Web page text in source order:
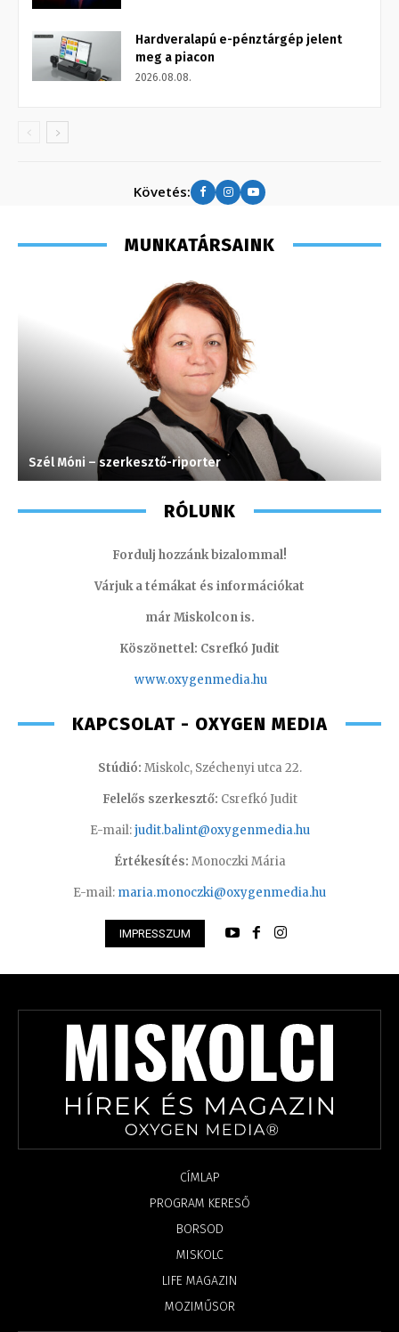
Hardveralapú e-pénztárgép jelent
meg a piacon
2026.08.08.
Követés:
MUNKATÁRSAINK
Szél Móni – szerkesztő-riporter
RÓLUNK
Fordulj hozzánk bizalommal!
Várjuk a témákat és információkat
már Miskolcon is.
Köszönettel: Csrefkó Judit
www.oxygenmedia.hu
KAPCSOLAT - OXYGEN MEDIA
Stúdió: Miskolc, Széchenyi utca 22.
Felelős szerkesztő: Csrefkó Judit
E-mail:judit.balint@oxygenmedia.hu
Értékesítés: Monoczki Mária
E-mail: maria.monoczki@oxygenmedia.hu
IMPRESSZUM
CÍMLAP
PROGRAM KERESŐ
BORSOD
MISKOLC
LIFE MAGAZIN
MOZIMŰSOR